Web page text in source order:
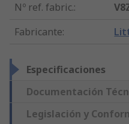
Nº ref. fabric.:
Fabricante:
Especificaciones
Documentación
Legislación y